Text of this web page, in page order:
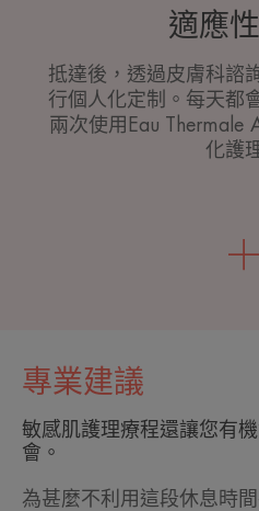
適應
抵達後，透過皮膚科諮
行個人化定制。每天都
兩次使用Eau Thermale
化護
專業建議
敏感肌護理療程還讓您有
會。
為甚麼不利用這段休息時